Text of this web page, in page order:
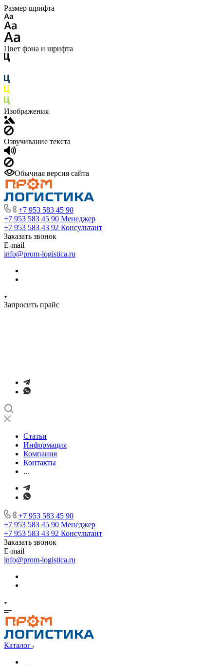
Размер шрифта
Цвет фона и шрифта
Изображения
Озвучивание текста
Обычная версия сайта
+7 953 583 45 90
+7 953 583 45 90 Менеджер
+7 953 583 43 92 Консультант
Заказать звонок
E-mail
info@prom-logistica.ru
Запросить прайс
Статьи
Информация
Компания
Контакты
...
+7 953 583 45 90
+7 953 583 45 90 Менеджер
+7 953 583 43 92 Консультант
Заказать звонок
E-mail
info@prom-logistica.ru
Каталог